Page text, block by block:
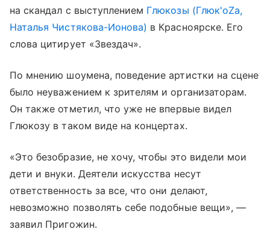
на скандал с выступлением Глюкозы (Глюк'oZа,
Наталья Чистякова-Ионова) в Красноярске. Его
слова цитирует «Звездач».
По мнению шоумена, поведение артистки на сцене
было неуважением к зрителям и организаторам.
Он также отметил, что уже не впервые видел
Глюкозу в таком виде на концертах.
«Это безобразие, не хочу, чтобы это видели мои
дети и внуки. Деятели искусства несут
ответственность за все, что они делают,
невозможно позволять себе подобные вещи», —
заявил Пригожин.